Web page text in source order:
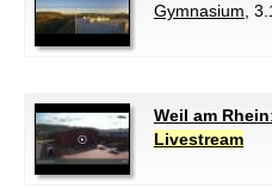
Gymnasium ,
Weil am Rhein
Livestream